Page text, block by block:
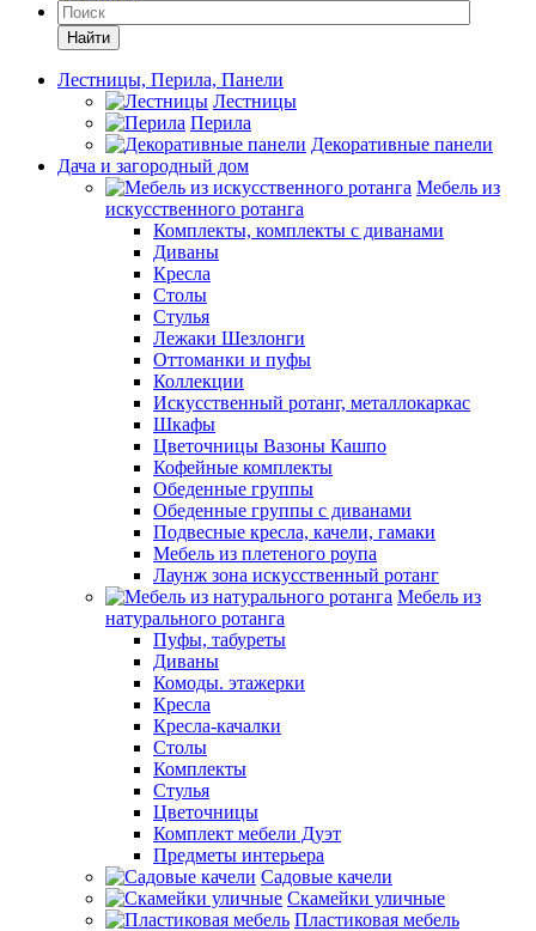
Найти
Лестницы, Перила, Панели
Лестницы
Перила
Декоративные панели
Дача и загородный дом
Мебель из
искусственного ротанга
Комплекты, комплекты с диванами
Диваны
Кресла
Столы
Стулья
Лежаки Шезлонги
Оттоманки и пуфы
Коллекции
Искусственный ротанг, металлокаркас
Шкафы
Цветочницы Вазоны Кашпо
Кофейные комплекты
Обеденные группы
Обеденные группы с диванами
Подвесные кресла, качели, гамаки
Мебель из плетеного роупа
Лаунж зона искусственный ротанг
Мебель из
натурального ротанга
Пуфы, табуреты
Диваны
Комоды. этажерки
Кресла
Кресла-качалки
Столы
Комплекты
Стулья
Цветочницы
Комплект мебели Дуэт
Предметы интерьера
Садовые качели
Скамейки уличные
Пластиковая мебель